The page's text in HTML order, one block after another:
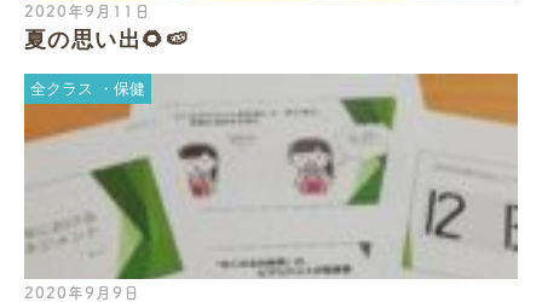
2020年9月11日
夏の思い出🌻🍉
全クラス 保健
2020年9月9日